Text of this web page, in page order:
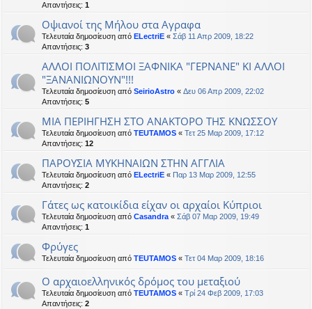
Απαντήσεις: 1
Οψιανοί της Μήλου στα Αγραφα
Τελευταία δημοσίευση από ELectriE « Σάβ 11 Απρ 2009, 18:22
Απαντήσεις: 3
ΑΛΛΟΙ ΠΟΛΙΤΙΣΜΟΙ ΞΑΦΝΙΚΑ "ΓΕΡΝΑΝΕ" ΚΙ ΑΛΛΟΙ
"ΞΑΝΑΝΙΩΝΟΥΝ"!!!
Τελευταία δημοσίευση από SeirioAstro « Δευ 06 Απρ 2009, 22:02
Απαντήσεις: 5
MIA ΠΕΡΙΗΓΗΣΗ ΣΤΟ ΑΝΑΚΤΟΡΟ ΤΗΣ ΚΝΩΣΣΟΥ
Τελευταία δημοσίευση από TEUTAMOS « Τετ 25 Μαρ 2009, 17:12
Απαντήσεις: 12
ΠΑΡΟΥΣΙΑ ΜΥΚΗΝΑΙΩΝ ΣΤΗΝ ΑΓΓΛΙΑ
Τελευταία δημοσίευση από ELectriE « Παρ 13 Μαρ 2009, 12:55
Απαντήσεις: 2
Γάτες ως κατοικίδια είχαν οι αρχαίοι Κύπριοι
Τελευταία δημοσίευση από Casandra « Σάβ 07 Μαρ 2009, 19:49
Απαντήσεις: 1
Φρύγες
Τελευταία δημοσίευση από TEUTAMOS « Τετ 04 Μαρ 2009, 18:16
Ο αρχαιοελληνικός δρόμος του μεταξιού
Τελευταία δημοσίευση από TEUTAMOS « Τρί 24 Φεβ 2009, 17:03
Απαντήσεις: 2